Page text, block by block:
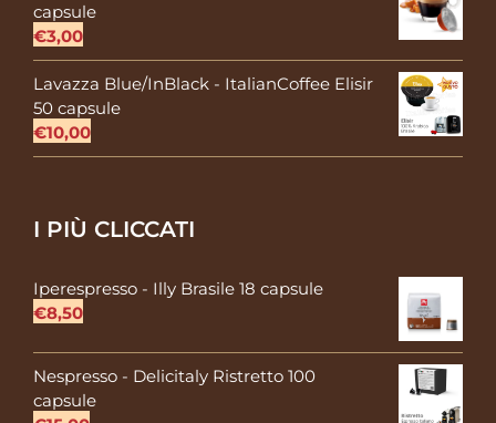
capsule
€3,00
Lavazza Blue/InBlack - ItalianCoffee Elisir
50 capsule
€10,00
I PIÙ CLICCATI
Iperespresso - Illy Brasile 18 capsule
€8,50
Nespresso - Delicitaly Ristretto 100
capsule